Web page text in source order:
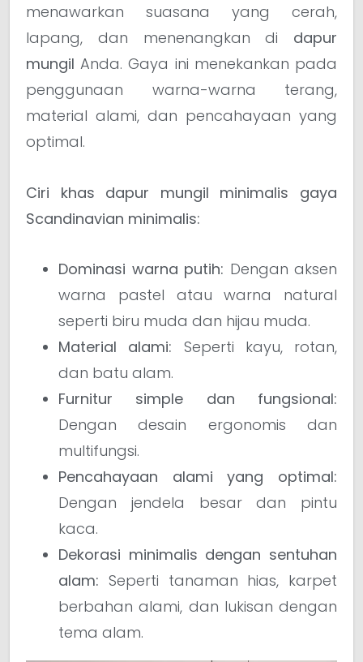
menawarkan suasana yang cerah,
lapang, dan menenangkan di dapur
mungil Anda. Gaya ini menekankan pada
penggunaan warna-warna terang,
material alami, dan pencahayaan yang
optimal.
Ciri khas dapur mungil minimalis gaya
Scandinavian minimalis:
Dominasi warna putih: Dengan aksen
warna pastel atau warna natural
seperti biru muda dan hijau muda.
Material alami: Seperti kayu, rotan,
dan batu alam.
Furnitur simple dan fungsional:
Dengan desain ergonomis dan
multifungsi.
Pencahayaan alami yang optimal:
Dengan jendela besar dan pintu
kaca.
Dekorasi minimalis dengan sentuhan
alam: Seperti tanaman hias, karpet
berbahan alami, dan lukisan dengan
tema alam.